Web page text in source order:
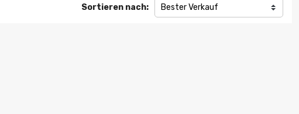
Sortieren nach: Bester Verkauf